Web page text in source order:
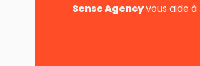
Sense Agencyvous aide